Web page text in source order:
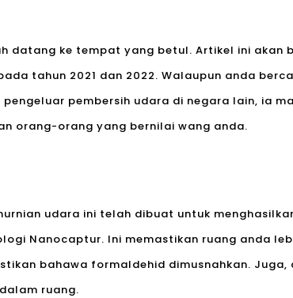
datang ke tempat yang betul. Artikel ini akan
tahun 2021 dan 2022. Walaupun anda
pembersih udara di negara lain, ia
orang-orang yang bernilai wang anda.
udara ini telah dibuat untuk
Nanocaptur. Ini memastikan ruang anda
bahawa formaldehid dimusnahkan.
ruang.